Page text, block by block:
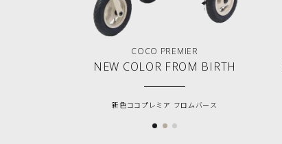
COCO PREMIER
NEW COLOR FROM BIRTH
新色ココプレミア フロムバース